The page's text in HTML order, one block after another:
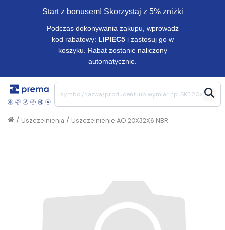
Start z bonusem! Skorzystaj z 5% zniżki
Podczas dokonywania zakupu, wprowadź
kod rabatowy: LIPIEC5 i zastosuj go w
koszyku. Rabat zostanie naliczony
automatycznie.
Uszczelnienie AO 20X32X6 NBR
/
Uszczelnienia
/